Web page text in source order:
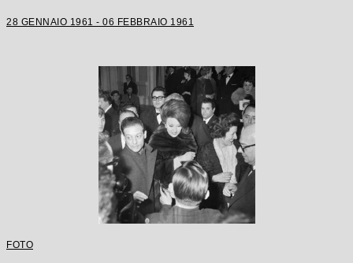
28 GENNAIO 1961 - 06 FEBBRAIO 1961
FOTO